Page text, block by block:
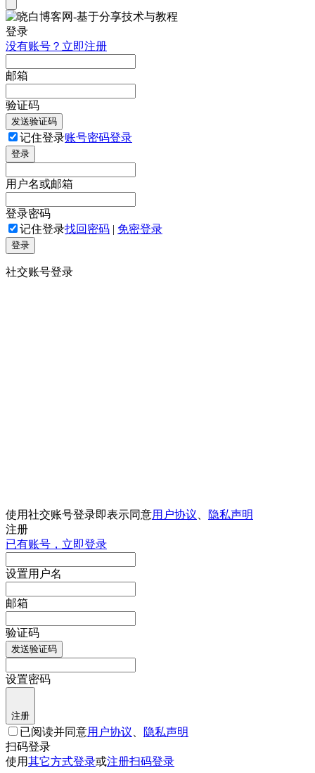
登录
没有账号？立即注册
邮箱
验证码
发送验证码
记住登录账号密码登录
登录
用户名或邮箱
登录密码
记住登录找回密码 | 免密登录
登录
社交账号登录
使用社交账号登录即表示同意用户协议
隐私声明
注册
已有账号，立即登录
设置用户名
邮箱
验证码
发送验证码
设置密码
注册
已阅读并同意用户协议
隐私声明
扫码登录
使用其它方式登录或注册扫码登录